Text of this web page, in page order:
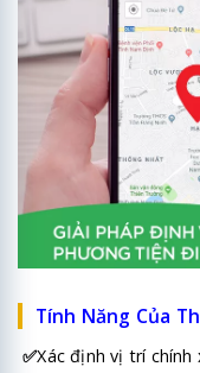
Tính Năng Của
✅Xác định vị trí